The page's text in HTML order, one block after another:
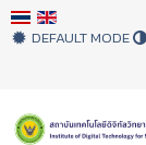
DEFAULT MODE